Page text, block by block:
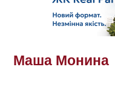
Маша Монина